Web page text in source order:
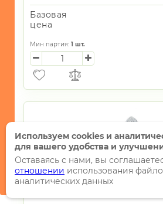
Базовая
цена
Мин партия: 1 шт.
Используем cookies и
для вашего удобства и
Оставаясь с нами, вы
отношении использования
аналитических данных